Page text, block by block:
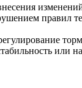
правил
или